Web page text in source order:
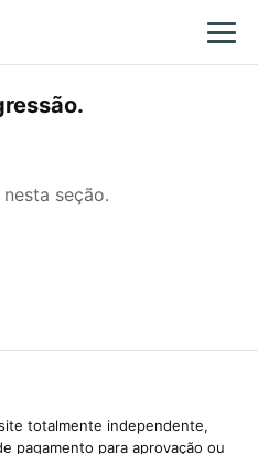
seção.
totalmente independente,
pagamento para aprovação ou